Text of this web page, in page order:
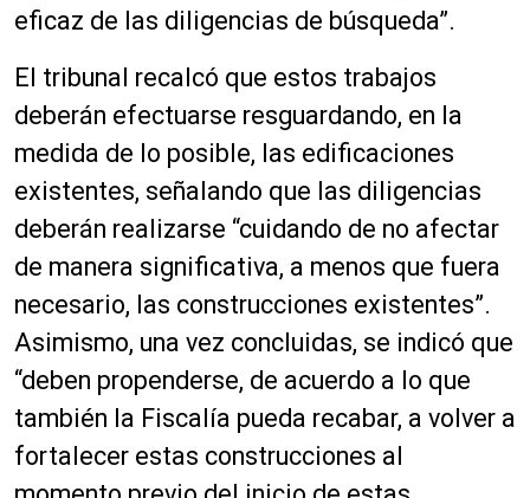
eficaz de las diligencias de búsqueda”.
El tribunal recalcó que estos trabajos
deberán efectuarse resguardando, en la
medida de lo posible, las edificaciones
existentes, señalando que las diligencias
deberán realizarse “cuidando de no afectar
de manera significativa, a menos que fuera
necesario, las construcciones existentes”.
Asimismo, una vez concluidas, se indicó que
“deben propenderse, de acuerdo a lo que
también la Fiscalía pueda recabar, a volver a
fortalecer estas construcciones al